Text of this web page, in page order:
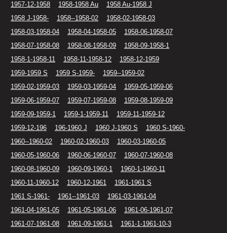
1957-12-1958
1958-1958 Au
1958 Au-1958 J
1958 J-1958-
1958--1958-02
1958-02-1958-03
1958-03-1958-04
1958-04-1958-05
1958-06-1958-07
1958-07-1958-08
1958-08-1958-09
1958-09-1958-1
1958-1-1958-11
1958-11-1958-12
1958-12-1959
1959-1959 S
1959 S-1959-
1959--1959-02
1959-02-1959-03
1959-03-1959-04
1959-05-1959-06
1959-06-1959-07
1959-07-1959-08
1959-08-1959-09
1959-09-1959-1
1959-1-1959-11
1959-11-1959-12
1959-12-196
196-1960 J 1960 J-1960 S
1960 S-1960-
1960--1960-02
1960-02-1960-03
1960-03-1960-05
1960-05-1960-06
1960-06-1960-07
1960-07-1960-08
1960-08-1960-09
1960-09-1960-1
1960-1-1960-11
1960-11-1960-12
1960-12-1961
1961-1961 S
1961 S-1961-
1961--1961-03
1961-03-1961-04
1961-04-1961-05
1961-05-1961-06
1961-06-1961-07
1961-07-1961-08
1961-09-1961-1
1961-1-1961-10-3